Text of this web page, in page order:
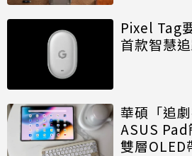
Pixel Tag
首款智慧
華碩「追
ASUS
雙層OLED